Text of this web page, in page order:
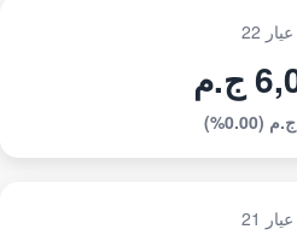
عيار 22
ج.م
عيار 21